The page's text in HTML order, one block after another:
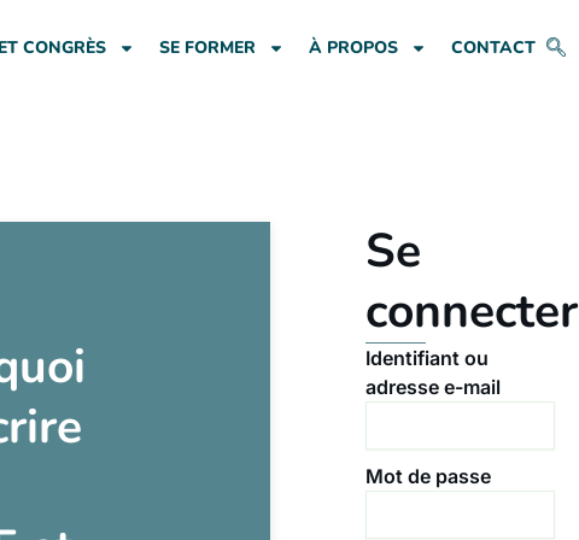
CONGRÈS SE FORMER À PROPOS CONTACT
Se
connecter
Identifiant ou
adresse e-mail
Mot de passe